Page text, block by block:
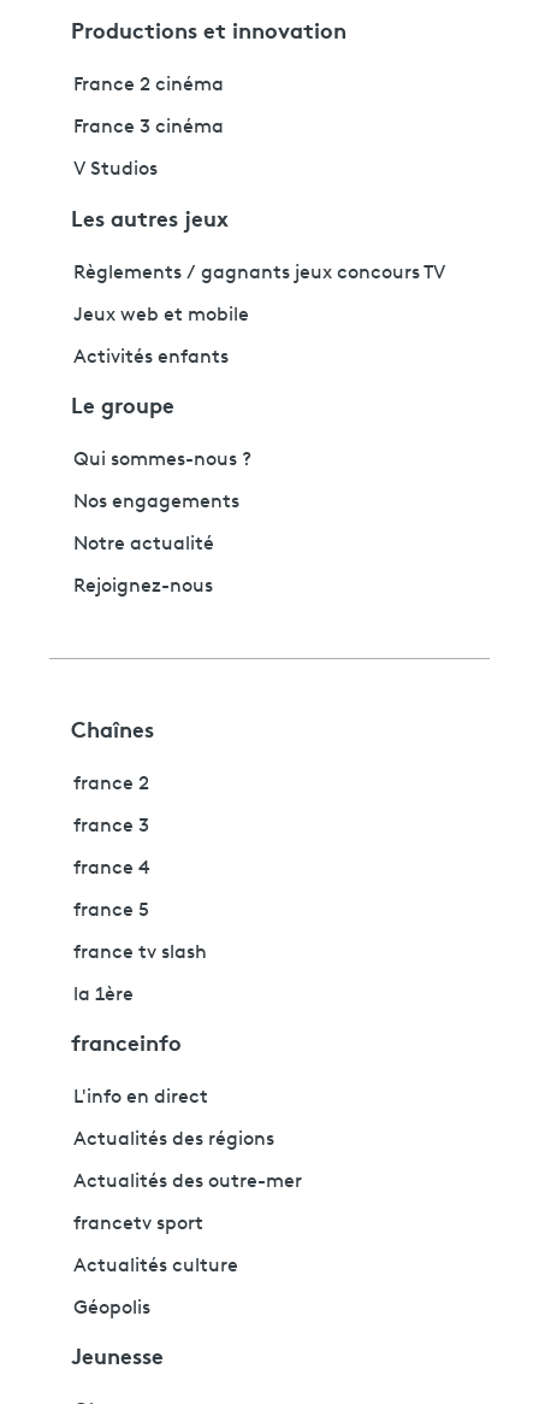
Productions et innovation
France 2 cinéma
France 3 cinéma
V Studios
Les autres jeux
Règlements / gagnants jeux concours TV
Jeux web et mobile
Activités enfants
Le groupe
Qui sommes-nous ?
Nos engagements
Notre actualité
Rejoignez-nous
Chaînes
france 2
france 3
france 4
france 5
france tv slash
la 1ère
franceinfo
L'info en direct
Actualités des régions
Actualités des outre-mer
francetv sport
Actualités culture
Géopolis
Jeunesse